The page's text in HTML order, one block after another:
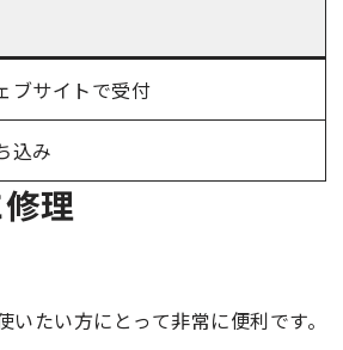
ブサイトで受付
込み
理
たい方にとって非常に便利です。